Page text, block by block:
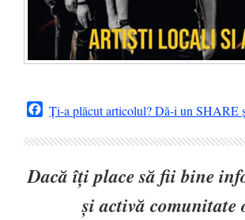
Facebook
Ți-a plăcut articolul? Dă-i un SHARE
Dacă îți place să fii bine
și activă